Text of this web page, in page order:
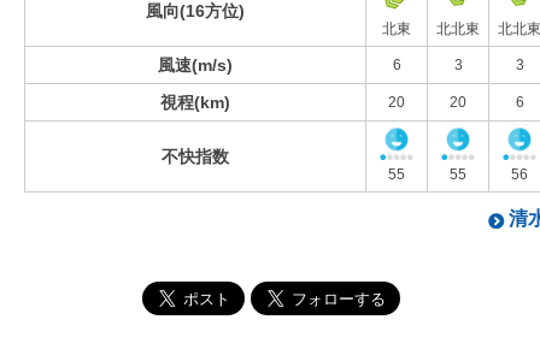
風向(16方位)
北東 北北東 北北東
風速(m/s) 6 3 3
視程(km) 20 20 6
不快指数
55 55 56
清